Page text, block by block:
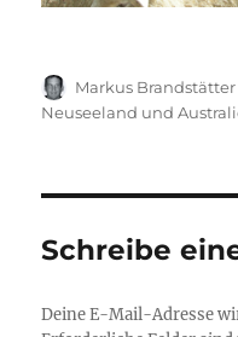
Autor
Markus Brandstätter
Neuseeland und
Schreibe
Deine E-Mail-Adresse